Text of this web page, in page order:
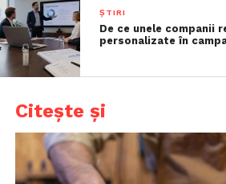
ȘTIRI
De ce unele companii
personalizate în
Citește și